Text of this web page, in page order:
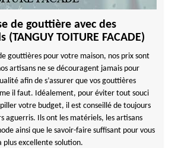
de gouttière avec des
TOITURE FACADE)
gouttières pour votre maison, nos prix sont
artisans ne se découragent jamais pour
afin de s’assurer que vos gouttières
il faut. Idéalement, pour éviter tout souci
votre budget, il est conseillé de toujours
aguerris. Ils ont les matériels, les artisans
ainsi que le savoir-faire suffisant pour vous
excellente solution.